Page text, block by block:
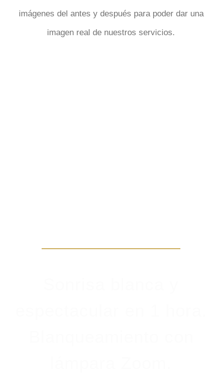
imágenes del antes y después para poder dar una
imagen real de nuestros servicios.